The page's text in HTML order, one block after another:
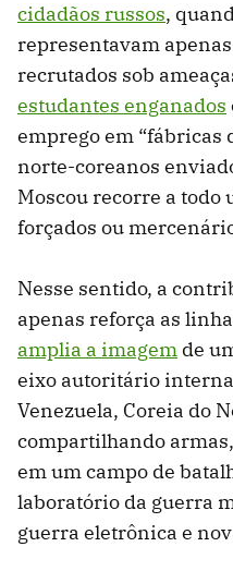
cidadãos russos,
representavam
recrutados sob
estudantes enganados
emprego em “fábricas
norte-coreanos
Moscou recorre a todo
forçados ou
Nesse sentido, a
apenas reforça as
amplia a imagem de
eixo autoritário
Venezuela, Coreia do
compartilhando
em um campo de
laboratório da guerra
guerra eletrônica e